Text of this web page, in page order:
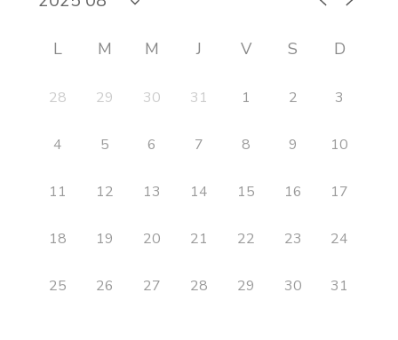
L M M J V S D
28 29 30 31 1 2 3
4 5 6 7 8 9 10
11 12 13 14 15 16 17
18 19 20 21 22 23 24
25 26 27 28 29 30 31